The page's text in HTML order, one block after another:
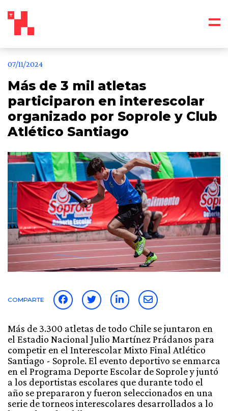
07/11/2024
Más de 3 mil atletas
participaron en interescolar
organizado por Soprole y Club
Atlético Santiago
COMPARTE
Más de 3.300 atletas de todo Chile se juntaron en
el Estadio Nacional Julio Martínez Prádanos para
competir en el Interescolar Mixto Final Atlético
Santiago - Soprole. El evento deportivo se enmarca
en el Programa Deporte Escolar de Soprole y juntó
a los deportistas escolares que durante todo el
año se prepararon y fueron seleccionados en una
serie de torneos interescolares desarrollados a lo